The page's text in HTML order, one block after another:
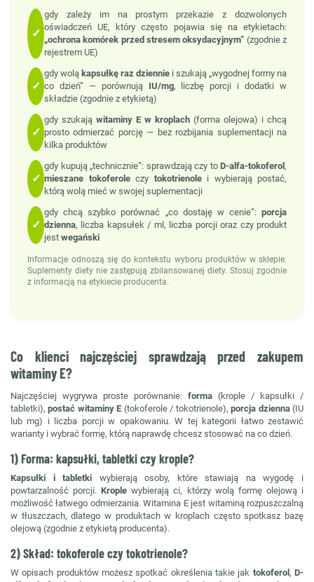
✓
gdy zależy im na prostym przekazie z dozwolonych
oświadczeń UE, który często pojawia się na etykietach:
„ochrona komórek przed stresem oksydacyjnym” (zgodnie z
rejestrem UE)
✓
gdy wolą kapsułkę raz dziennie i szukają „wygodnej formy na
co dzień” — porównują IU/mg, liczbę porcji i dodatki w
składzie (zgodnie z etykietą)
✓
gdy szukają witaminy E w kroplach (forma olejowa) i chcą
prosto odmierzać porcję — bez rozbijania suplementacji na
kilka produktów
✓
gdy kupują „technicznie”: sprawdzają czy to D-alfa-tokoferol ,
mieszane tokoferoleczy tokotrienolei wybierają postać,
którą wolą mieć w swojej suplementacji
✓
gdy chcą szybko porównać „co dostaję w cenie”: porcja
dzienna, liczba kapsułek / ml, liczba porcji oraz czy produkt
jest wegański
Informacje odnoszą się do kontekstu wyboru produktów w sklepie.
Suplementy diety nie zastępują zbilansowanej diety. Stosuj zgodnie
z informacją na etykiecie producenta.
Co klienci najczęściej sprawdzają przed zakupem
witaminy E?
Najczęściej wygrywa proste porównanie: forma (krople / kapsułki /
tabletki),postać witaminy E (tokoferole / tokotrienole),porcja dzienna(IU
lub mg) i liczba porcji w opakowaniu. W tej kategorii łatwo zestawić
warianty i wybrać formę, którą naprawdę chcesz stosować na co dzień.
1) Forma: kapsułki, tabletki czy krople?
Kapsułki i tabletki wybierają osoby, które stawiają na wygodę i
powtarzalność porcji.Krople wybierają ci, którzy wolą formę olejową i
możliwość łatwego odmierzania. Witamina E jest witaminą rozpuszczalną
w tłuszczach, dlatego w produktach w kroplach często spotkasz bazę
olejową (zgodnie z etykietą producenta).
2) Skład: tokoferole czy tokotrienole?
W opisach produktów możesz spotkać określenia takie jak tokoferol ,D-